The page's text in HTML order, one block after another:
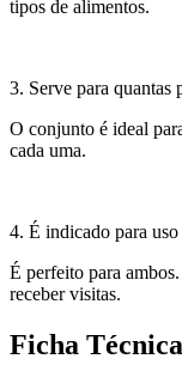
tipos de alimentos.
3. Serve para quantas
O conjunto é ideal
cada uma.
4. É indicado para uso
É perfeito para
receber visitas.
Ficha Técnica